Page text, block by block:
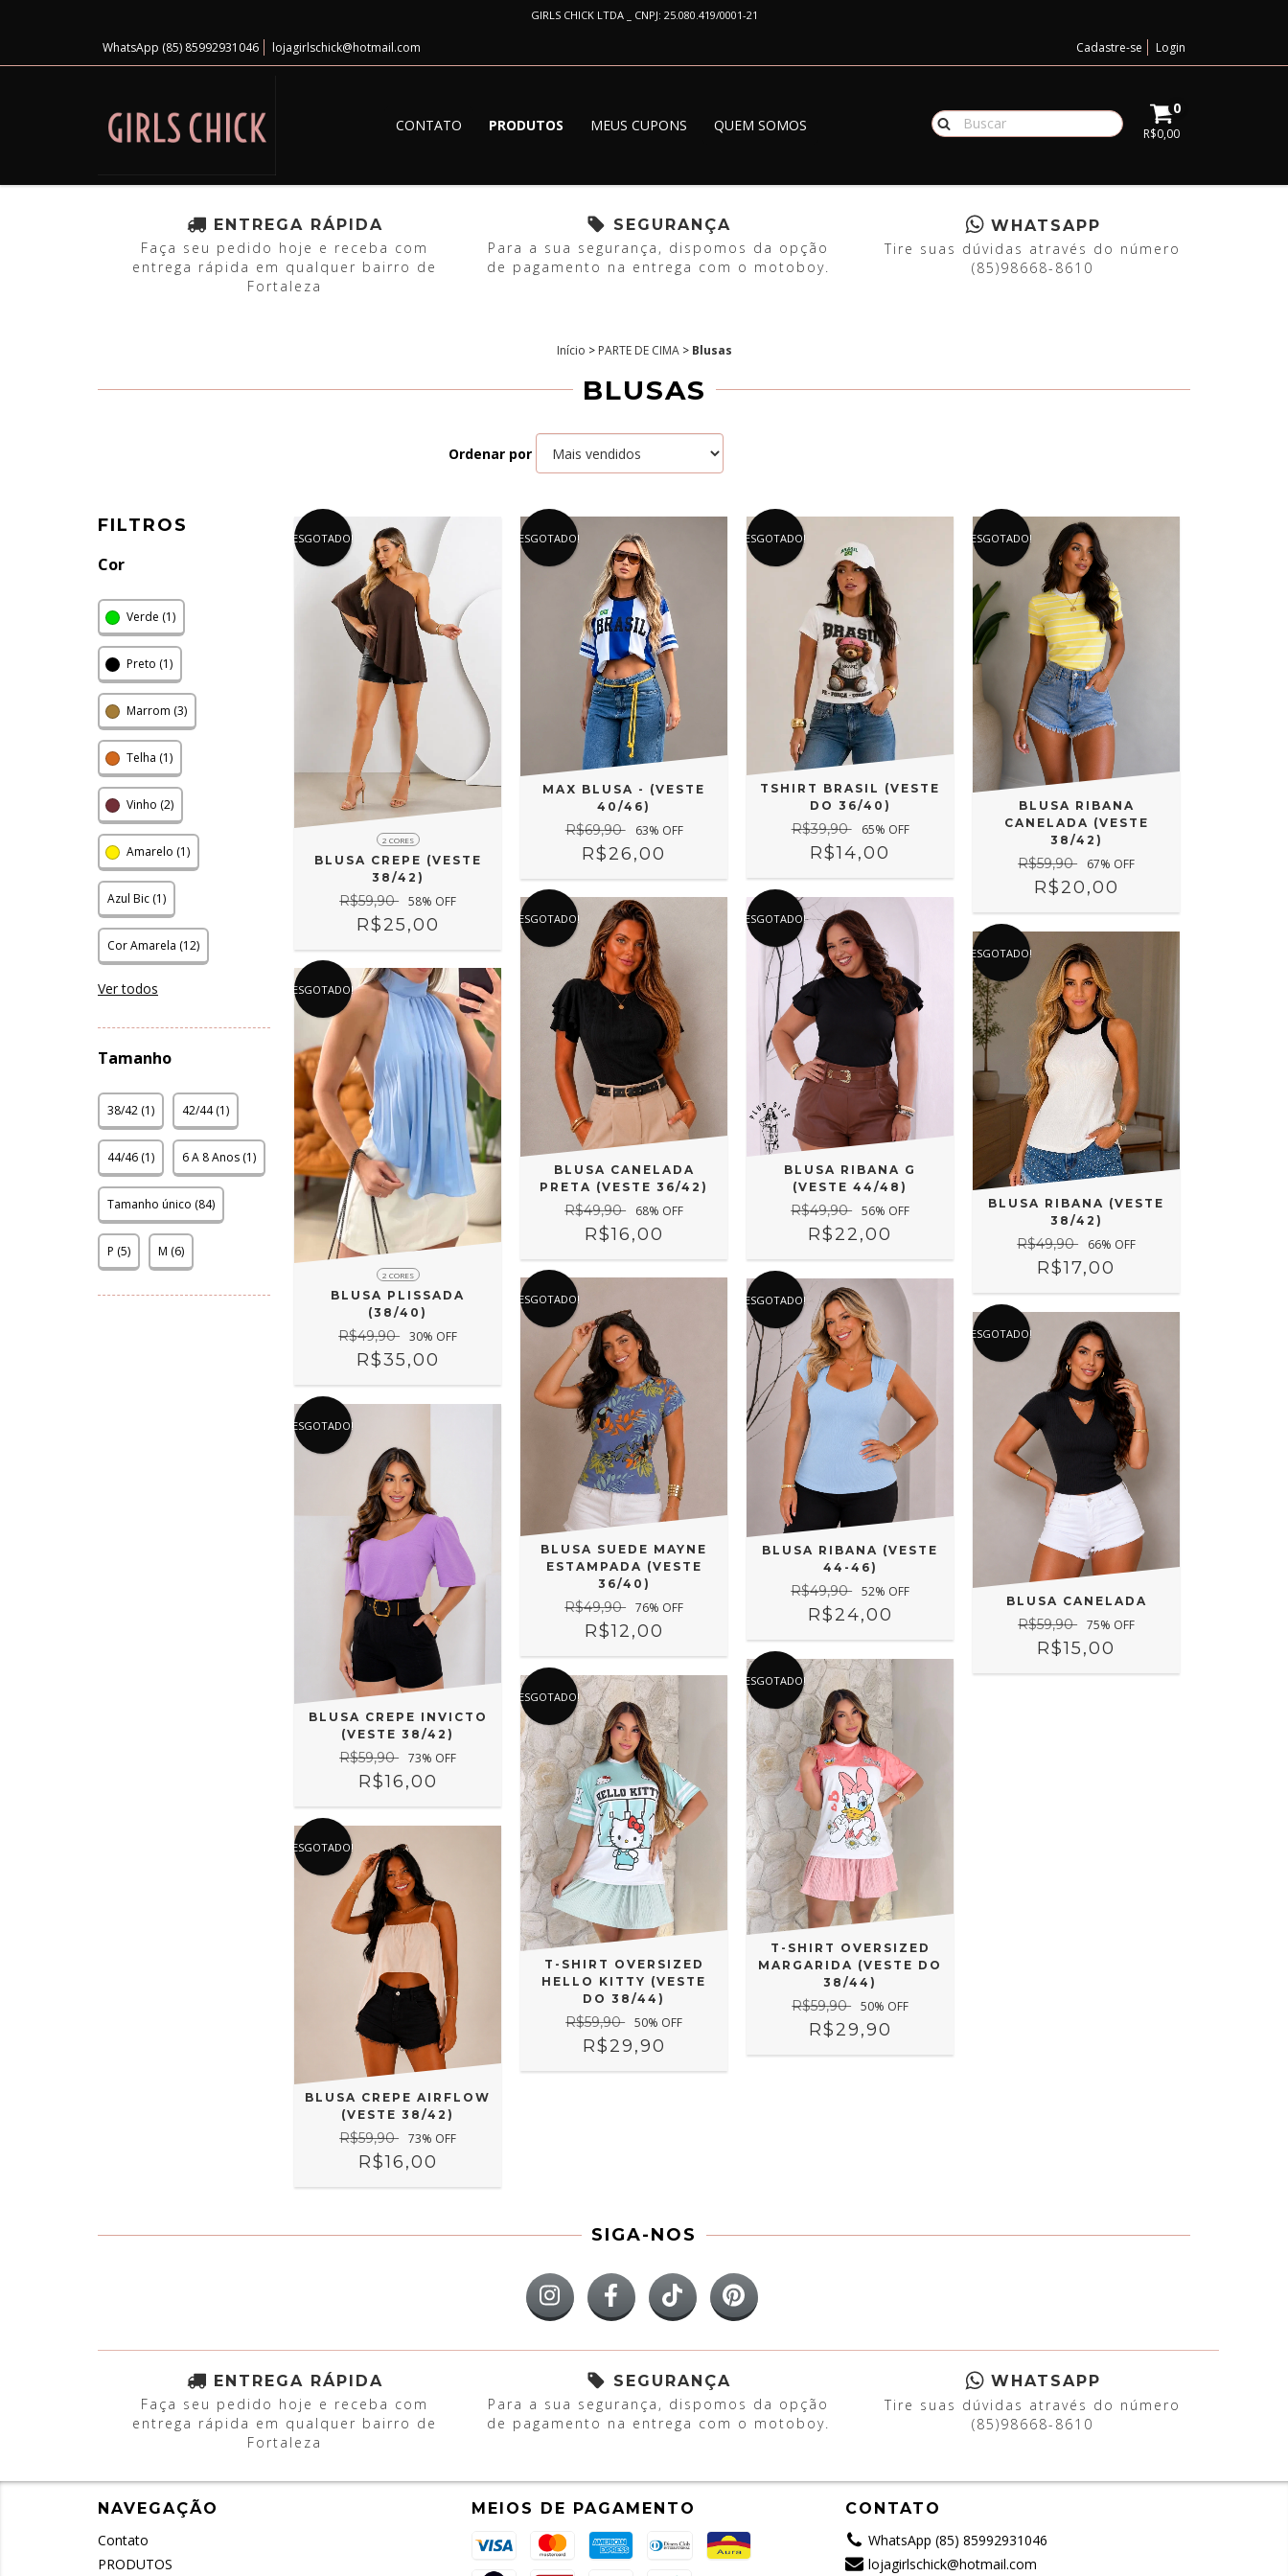
GIRLS CHICK LTDA _ CNPJ: 25.080.419/0001-21
WhatsApp (85) 85992931046 lojagirlschick@hotmail.com Cadastre-se Login
CONTATO PRODUTOS MEUS CUPONS QUEM SOMOS
0
R$0,00
ENTREGA RÁPIDA
Faça seu pedido hoje e receba com
entrega rápida em qualquer bairro de
Fortaleza
SEGURANÇA
Para a sua segurança, dispomos da opção
de pagamento na entrega com o motoboy.
WHATSAPP
Tire suas dúvidas através do número
(85)98668-8610
Início > PARTE DE CIMA > Blusas
BLUSAS
Ordenar por
FILTROS
Cor
Verde (1)
Preto (1)
Marrom (3)
Telha (1)
Vinho (2)
Amarelo (1)
Azul Bic (1)
Cor Amarela (12)
Ver todos
Tamanho
38/42 (1) 42/44 (1)
44/46 (1) 6 A 8 Anos (1)
Tamanho único (84)
P (5) M (6)
ESGOTADO!
2 CORES
BLUSA CREPE (VESTE
38/42)
R$59,90 58% OFF
R$25,00
ESGOTADO!
MAX BLUSA - (VESTE
40/46)
R$69,90 63% OFF
R$26,00
ESGOTADO!
TSHIRT BRASIL (VESTE
DO 36/40)
R$39,90 65% OFF
R$14,00
ESGOTADO!
BLUSA RIBANA
CANELADA (VESTE
38/42)
R$59,90 67% OFF
R$20,00
ESGOTADO!
2 CORES
BLUSA PLISSADA
(38/40)
R$49,90 30% OFF
R$35,00
ESGOTADO!
BLUSA CANELADA
PRETA (VESTE 36/42)
R$49,90 68% OFF
R$16,00
ESGOTADO!
BLUSA RIBANA G
(VESTE 44/48)
R$49,90 56% OFF
R$22,00
ESGOTADO!
BLUSA RIBANA (VESTE
38/42)
R$49,90 66% OFF
R$17,00
ESGOTADO!
BLUSA CREPE INVICTO
(VESTE 38/42)
R$59,90 73% OFF
R$16,00
ESGOTADO!
BLUSA SUEDE MAYNE
ESTAMPADA (VESTE
36/40)
R$49,90 76% OFF
R$12,00
ESGOTADO!
BLUSA RIBANA (VESTE
44-46)
R$49,90 52% OFF
R$24,00
ESGOTADO!
BLUSA CANELADA
R$59,90 75% OFF
R$15,00
ESGOTADO!
BLUSA CREPE AIRFLOW
(VESTE 38/42)
R$59,90 73% OFF
R$16,00
ESGOTADO!
T-SHIRT OVERSIZED
HELLO KITTY (VESTE
DO 38/44)
R$59,90 50% OFF
R$29,90
ESGOTADO!
T-SHIRT OVERSIZED
MARGARIDA (VESTE DO
38/44)
R$59,90 50% OFF
R$29,90
SIGA-NOS
ENTREGA RÁPIDA
Faça seu pedido hoje e receba com
entrega rápida em qualquer bairro de
Fortaleza
SEGURANÇA
Para a sua segurança, dispomos da opção
de pagamento na entrega com o motoboy.
WHATSAPP
Tire suas dúvidas através do número
(85)98668-8610
NAVEGAÇÃO
Contato
PRODUTOS
MEIOS DE PAGAMENTO
CONTATO
WhatsApp (85) 85992931046
lojagirlschick@hotmail.com